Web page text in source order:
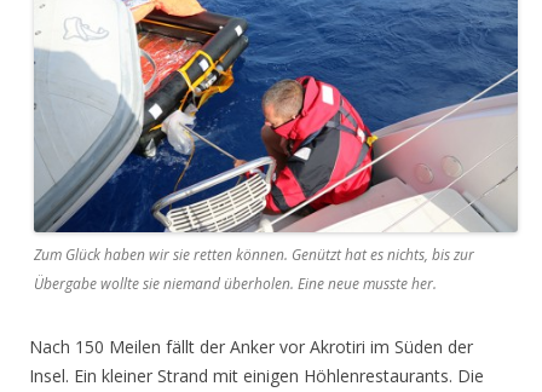
Zum Glück haben wir sie retten können. Genützt hat es nichts, bis zur
Übergabe wollte sie niemand überholen. Eine neue musste her.
Nach 150 Meilen fällt der Anker vor Akrotiri im Süden der
Insel. Ein kleiner Strand mit einigen Höhlenrestaurants. Die